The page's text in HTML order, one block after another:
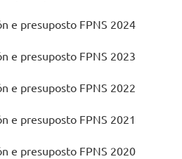
e presuposto FPNS 2024
e presuposto FPNS 2023
e presuposto FPNS 2022
e presuposto FPNS 2021
e presuposto FPNS 2020